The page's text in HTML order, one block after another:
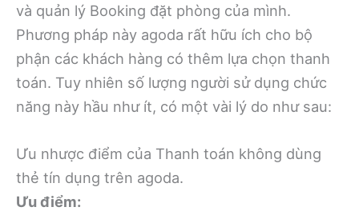
và quản lý Booking đặt phòng của mình.
Phương pháp này agoda rất hữu ích cho bộ
phận các khách hàng có thêm lựa chọn thanh
toán. Tuy nhiên số lượng người sử dụng chức
năng này hầu như ít, có một vài lý do như sau:
Ưu nhược điểm của Thanh toán không dùng
thẻ tín dụng trên agoda.
Ưu điểm: